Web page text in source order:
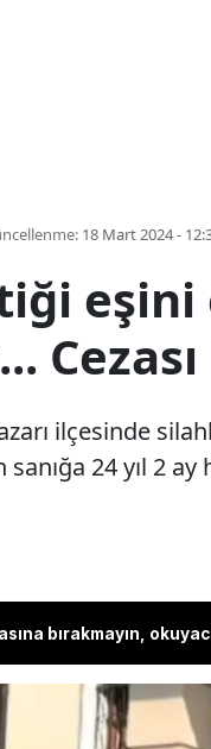
18 Mart 2024 -
eşini
ilçesinde
24 yıl 2 ay
bırakmayın,